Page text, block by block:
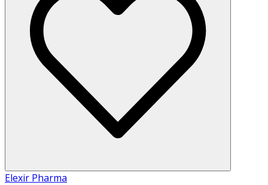
Elexir Pharma